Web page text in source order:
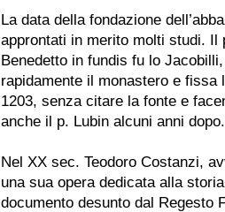
La data della fondazione
approntati in merito molti studi.
Benedetto in fundis fu lo
rapidamente il monastero e fissa
1203, senza citare la fonte e
anche il p. Lubin alcuni anni dopo.
Nel XX sec. Teodoro Costanzi,
una sua opera dedicata alla
documento desunto dal Regesto